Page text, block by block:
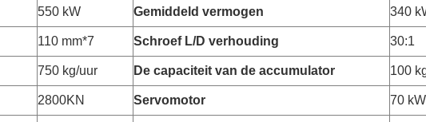
550 kW Gemiddeld vermogen 340
110 mm*7 Schroef L/D verhouding 30:1
750 kg/uur De capaciteit van de accumulator 100
2800KN Servomotor 70 kW